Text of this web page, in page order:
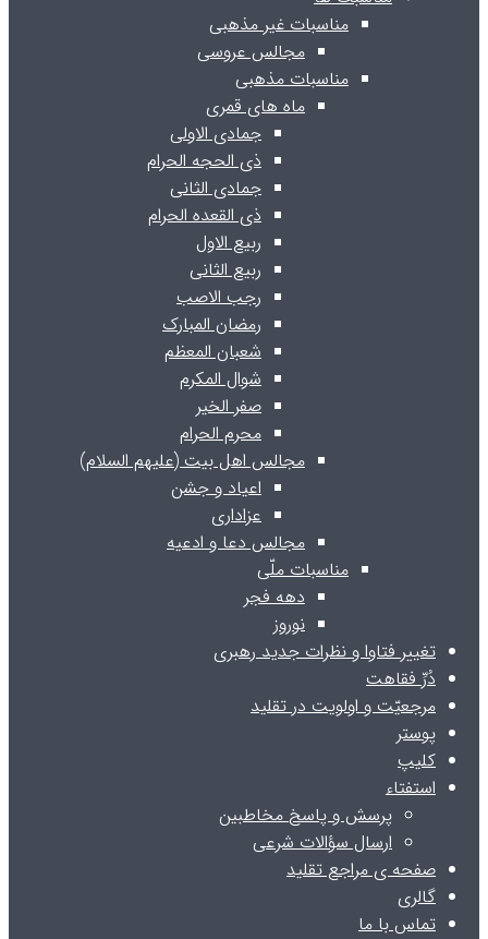
مناسبات غیر مذهبی
مجالس عروسی
مناسبات مذهبی
ماه های قمری
جمادی الاولی
ذی الحجه الحرام
جمادی الثانی
ذی القعده الحرام
ربیع الاول
ربیع الثانی
رجب الاصب
رمضان المبارک
شعبان المعظم
شوال المکرم
صفر الخیر
محرم الحرام
مجالس اهل بیت (علیهم السلام)
اعیاد و جشن
عزاداری
مجالس دعا و ادعیه
مناسبات ملّی
دهه فجر
نوروز
تغییر فتاوا و نظرات جدید رهبری
دُرِّ فقاهت
مرجعیّت و اولویت در تقلید
پوستر
کلیپ
استفتاء
پرسش و پاسخ مخاطبین
ارسال سؤالات شرعی
صفحه ی مراجع تقلید
گالری
تماس با ما